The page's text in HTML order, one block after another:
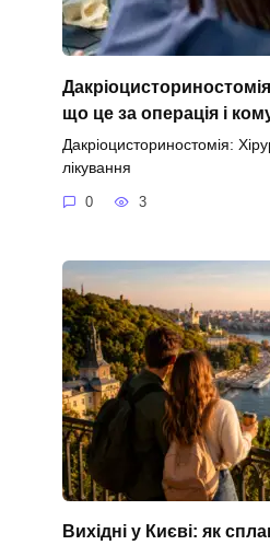
Дакріоцисториностомія
що це за операція і
Дакріоцисториностомія:
лікування
0 3
Вихідні у Києві: як